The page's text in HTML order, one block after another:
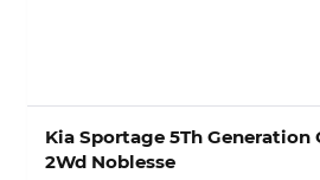
Kia Sportage 5Th Generation
2Wd Noblesse